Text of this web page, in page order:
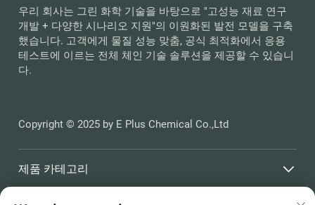
우리 회사는 그린 화학 기술을 바탕으로 "고성능 재료 연구
개발 + 다양한 시나리오 지원"의 이원화된 발전 모델을 구축
했습니다. 고객에게 물질 성능 맞춤, 공식 최적화에서 응용
테스트에 이르는 전체 체인 기술 솔루션을 제공할 수 있습니
다.
Copyright © 2025 by E Plus Chemical Co.,Ltd
제품 카테고리